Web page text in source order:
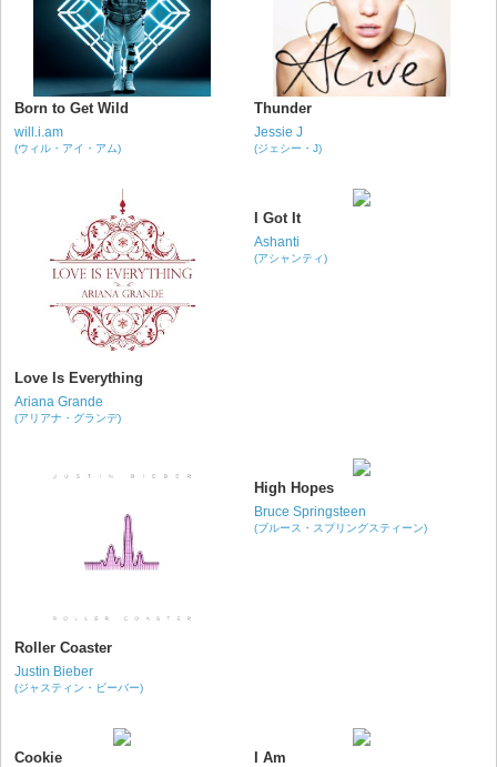
Born to Get Wild
will.i.am
(ウィル・アイ・アム)
Thunder
Jessie J
(ジェシー・J)
Love Is Everything
Ariana Grande
(アリアナ・グランデ)
I Got It
Ashanti
(アシャンティ)
Roller Coaster
Justin Bieber
(ジャスティン・ビーバー)
High Hopes
Bruce Springsteen
(ブルース・スプリングスティーン)
Cookie I Am